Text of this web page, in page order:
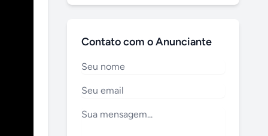
Contato com o Anunciante